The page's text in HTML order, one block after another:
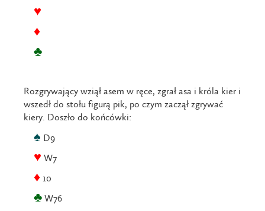
♥
♦
♣
Rozgrywający wziął asem w ręce, zgrał asa i króla kier i
wszedł do stołu figurą pik, po czym zaczął zgrywać
kiery. Doszło do końcówki:
♠ D9
♥ W7
♦ 10
♣ W76